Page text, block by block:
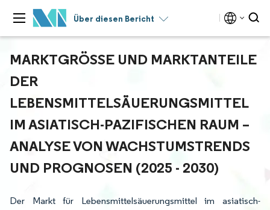
Über diesen Bericht
MARKTGRÖSSE UND MARKTANTEILE D
ER L
EBENSMITTELSÄUERUNGSMITTEL I
M ASIATISCH-PAZIFISCHEN RAUM – A
NALYSE VON WACHSTUMSTRENDS U
ND PROGNOSEN (2025 - 2030)
Der Markt für Lebensmittelsäuerungsmittel im asiatisch-